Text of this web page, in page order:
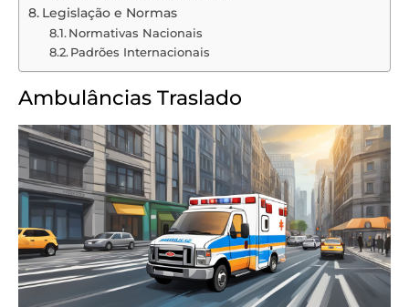
Legislação e Normas
Normativas Nacionais
Padrões Internacionais
Ambulâncias Traslado